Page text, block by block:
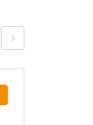
PE
RS